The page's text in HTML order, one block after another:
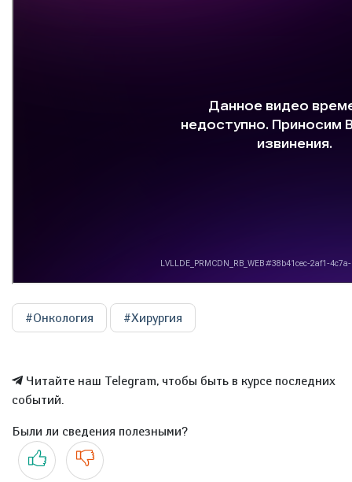
#Онкология #Хирургия
Читайте наш Telegram, чтобы быть в курсе последних
событий.
Были ли сведения полезными?
Да Нет